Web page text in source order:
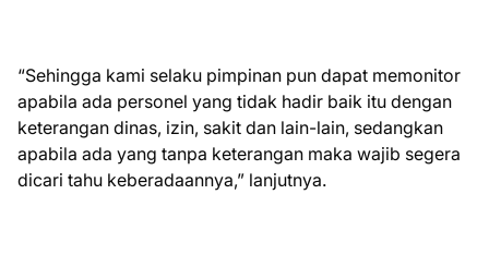
“Sehingga kami selaku pimpinan pun dapat memonitor
apabila ada personel yang tidak hadir baik itu dengan
keterangan dinas, izin, sakit dan lain-lain, sedangkan
apabila ada yang tanpa keterangan maka wajib segera
dicari tahu keberadaannya,” lanjutnya.